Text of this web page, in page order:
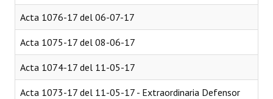
Acta 1076-17 del 06-07-17
Acta 1075-17 del 08-06-17
Acta 1074-17 del 11-05-17
Acta 1073-17 del 11-05-17 - Extraordinaria Defensor